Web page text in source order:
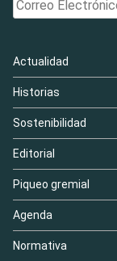
Actualidad
Historias
Sostenibilidad
Editorial
Piqueo gremial
Agenda
Normativa